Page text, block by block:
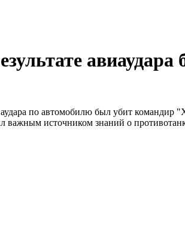
по автомобилю был убит
источником знаний о